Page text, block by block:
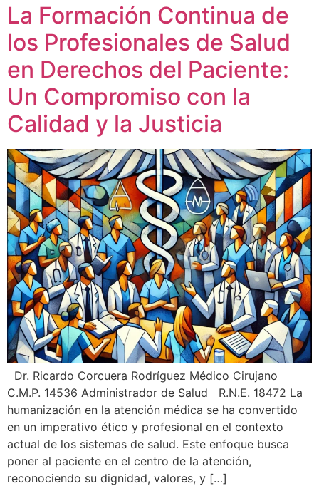
La Formación Continua de
los Profesionales de Salud
en Derechos del Paciente:
Un Compromiso con la
Calidad y la Justicia
Dr. Ricardo Corcuera Rodríguez Médico Cirujano
C.M.P. 14536 Administrador de Salud R.N.E. 18472 La
humanización en la atención médica se ha convertido
en un imperativo ético y profesional en el contexto
actual de los sistemas de salud. Este enfoque busca
poner al paciente en el centro de la atención,
reconociendo su dignidad, valores, y […]